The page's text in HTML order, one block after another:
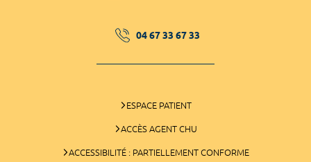
04 67 33 67 33
ESPACE PATIENT
ACCÈS AGENT CHU
ACCESSIBILITÉ : PARTIELLEMENT CONFORME